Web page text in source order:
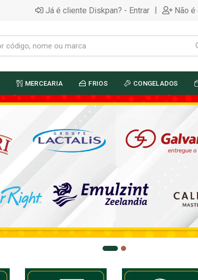
Já é cliente Diskpan? - Entrar | Não
MERCEARIA FRIOS CONGELADOS